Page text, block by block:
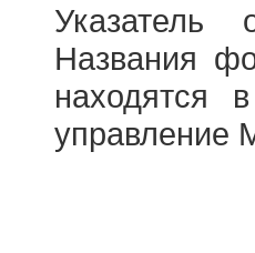
Указатель
Названия
находятся
управление